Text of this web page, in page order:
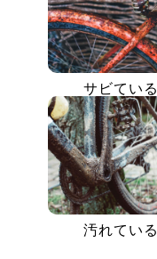
サビている
汚れている